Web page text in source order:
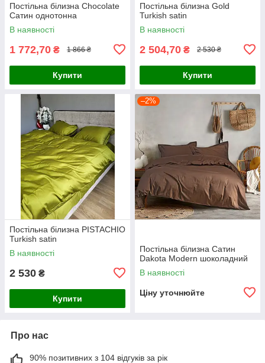
Постільна білизна Chocolate
Сатин однотонна
В наявності
1 772,70 ₴ 1 866 ₴
Купити
Постільна білизна Gold
Turkish satin
В наявності
2 504,70 ₴ 2 530 ₴
Купити
Постільна білизна PISTACHIO
Turkish satin
В наявності
2 530 ₴
Купити
–2%
Постільна білизна Сатин
Dakota Modern шоколадний
В наявності
Ціну уточнюйте
Про нас
90% позитивних з 104 відгуків за рік